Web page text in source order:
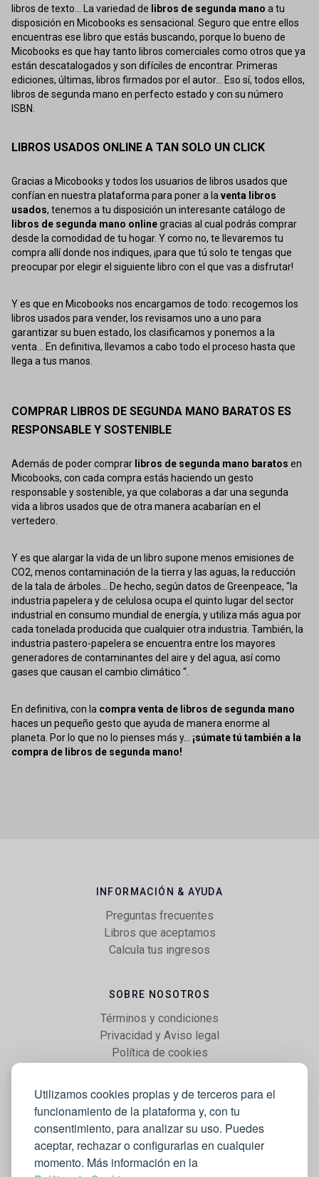
Utilizamos cookies propias y de terceros para el
funcionamiento de la plataforma y, con tu
consentimiento, para analizar su uso. Puedes
aceptar, rechazar o configurarlas en cualquier
momento. Más información en la
libros de texto... La variedad de libros de segunda mano a tu
disposición en Micobooks es sensacional. Seguro que entre ellos
encuentras ese libro que estás buscando, porque lo bueno de
Micobooks es que hay tanto libros comerciales como otros que ya
están descatalogados y son difíciles de encontrar. Primeras
ediciones, últimas, libros firmados por el autor... Eso sí, todos ellos,
libros de segunda mano en perfecto estado y con su número
ISBN.
LIBROS USADOS ONLINE A TAN SOLO UN CLICK
Gracias a Micobooks y todos los usuarios de libros usados que
confían en nuestra plataforma para poner a laventa libros
usados, tenemos a tu disposición un interesante catálogo de
libros de segunda mano onlinegracias al cual podrás comprar
desde la comodidad de tu hogar. Y como no, te llevaremos tu
compra allí donde nos indiques, ¡para que tú solo te tengas que
preocupar por elegir el siguiente libro con el que vas a disfrutar!
Y es que en Micobooks nos encargamos de todo: recogemos los
libros usados para vender, los revisamos uno a uno para
garantizar su buen estado, los clasificamos y ponemos a la
venta... En definitiva, llevamos a cabo todo el proceso hasta que
llega a tus manos.
COMPRAR LIBROS DE SEGUNDA MANO BARATOS ES
RESPONSABLE Y SOSTENIBLE
Además de poder comprar libros de segunda mano baratos en
Micobooks, con cada compra estás haciendo un gesto
responsable y sostenible, ya que colaboras a dar una segunda
vida a libros usados que de otra manera acabarían en el
vertedero.
Y es que alargar la vida de un libro supone menos emisiones de
CO2, menos contaminación de la tierra y las aguas, la reducción
de la tala de árboles... De hecho, según datos de Greenpeace, “la
industria papelera y de celulosa ocupa el quinto lugar del sector
industrial en consumo mundial de energía, y utiliza más agua por
cada tonelada producida que cualquier otra industria. También, la
industria pastero-papelera se encuentra entre los mayores
generadores de contaminantes del aire y del agua, así como
gases que causan el cambio climático “.
En definitiva, con la compra venta de libros de segunda mano
haces un pequeño gesto que ayuda de manera enorme al
planeta. Por lo que no lo pienses más y... ¡súmate tú también a la
compra de libros de segunda mano!
INFORMACIÓN & AYUDA
Preguntas frecuentes
Libros que aceptamos
Calcula tus ingresos
SOBRE NOSOTROS
Términos y condiciones
Privacidad y Aviso legal
Política de cookies
WEB
Vender libros
Mi cuenta
Comprar libros